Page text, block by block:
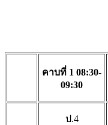
คาบที่ 1 08:30-
09:30
ป.4